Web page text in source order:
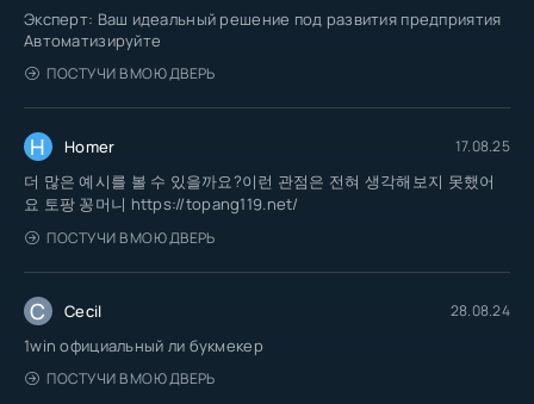
Эксперт: Ваш идеальный решение под развития предприятия
Автоматизируйте
ПОСТУЧИ В МОЮ ДВЕРЬ
H Homer 17.08.25
더 많은 예시를 볼 수 있을까요?이런 관점은 전혀 생각해보지 못했어
요 토팡 꽁머니 https://topang119.net/
ПОСТУЧИ В МОЮ ДВЕРЬ
C Cecil 28.08.24
1win официальный ли букмекер
ПОСТУЧИ В МОЮ ДВЕРЬ